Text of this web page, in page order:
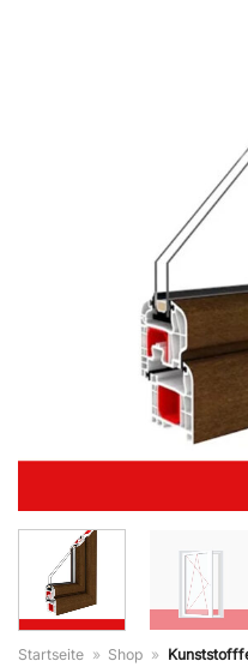
Startseite » Shop »